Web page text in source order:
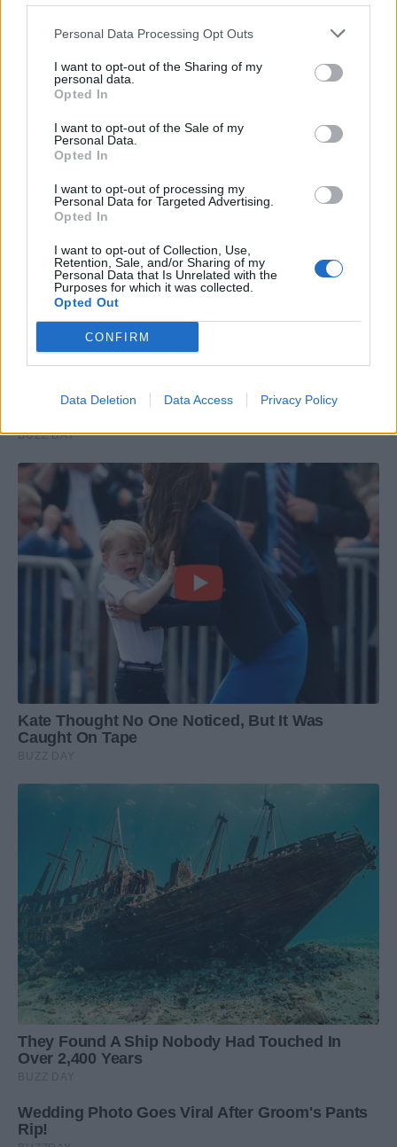
Personal Data Processing Opt Outs
I want to opt-out of the Sharing of my
personal data.
Opted In
I want to opt-out of the Sale of my
Personal Data.
Opted In
I want to opt-out of processing my
Personal Data for Targeted Advertising.
Opted In
I want to opt-out of Collection, Use,
Retention, Sale, and/or Sharing of my
Personal Data that Is Unrelated with the
Purposes for which it was collected.
Opted Out
CONFIRM
Data Deletion Data Access Privacy Policy